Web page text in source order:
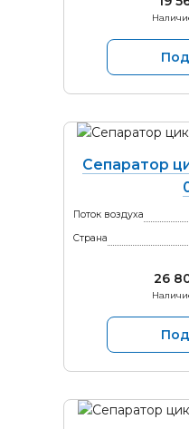
Сепаратор
Поток воздуха
Страна
26